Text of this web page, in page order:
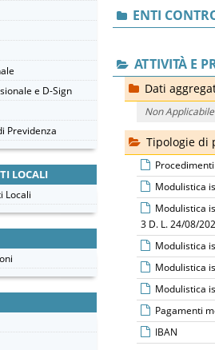
ENTI
ATTIVITÀ E
Dati
Non Applicabile
Tipologie di
Modulistica
Modulistica
3 D. L. 24/08/
Modulistica
Modulistica
Modulistica
Pagamenti
IBAN
e D-Sign
Previdenza
LOCALI
Locali